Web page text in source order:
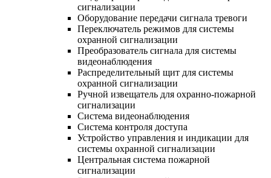
сигнализации
Оборудование передачи сигнала тревоги
Переключатель режимов для системы
охранной сигнализации
Преобразователь сигнала для системы
видеонаблюдения
Распределительный щит для системы
охранной сигнализации
Ручной извещатель для охранно-пожарной
сигнализации
Система видеонаблюдения
Система контроля доступа
Устройство управления и индикации для
системы охранной сигнализации
Центральная система пожарной
сигнализации